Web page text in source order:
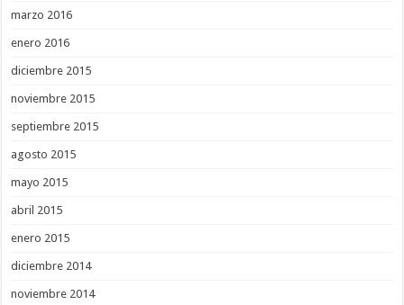
marzo 2016
enero 2016
diciembre 2015
noviembre 2015
septiembre 2015
agosto 2015
mayo 2015
abril 2015
enero 2015
diciembre 2014
noviembre 2014